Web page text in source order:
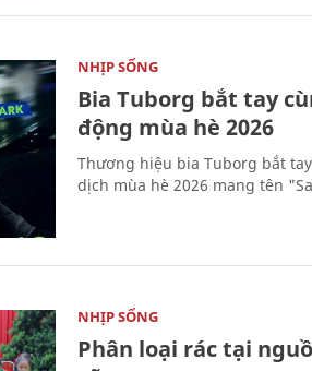
NHỊP SỐNG
Bia Tuborg bắt tay
động mùa hè 2026
Thương hiệu bia Tuborg bắt
dịch mùa hè 2026 mang tên
NHỊP SỐNG
Phân loại rác tại